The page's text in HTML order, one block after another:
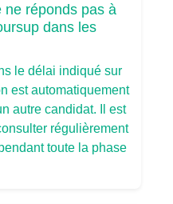
ne réponds pas à
dans les
le délai indiqué sur
est automatiquement
autre candidat. Il est
régulièrement
toute la phase